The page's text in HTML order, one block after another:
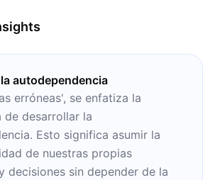
autodependencia
erróneas', se enfatiza la
de desarrollar la
Esto significa asumir la
de nuestras propias
decisiones sin depender de la